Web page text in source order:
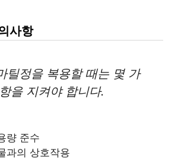
사항
틸정을 복용할 때는 몇 가
을 지켜야 합니다.
량 준수
과의 상호작용